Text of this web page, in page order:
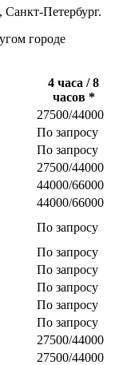
Петербург.
городе
4 часа / 8
часов *
27500/44000
По запросу
По запросу
27500/44000
44000/66000
44000/66000
По запросу
По запросу
По запросу
По запросу
По запросу
По запросу
27500/44000
27500/44000